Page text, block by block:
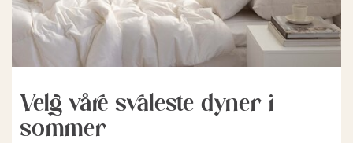
Velg våre svaleste dyner i
sommer